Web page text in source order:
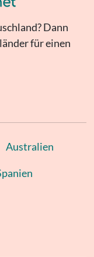
Dann
für einen
Australien